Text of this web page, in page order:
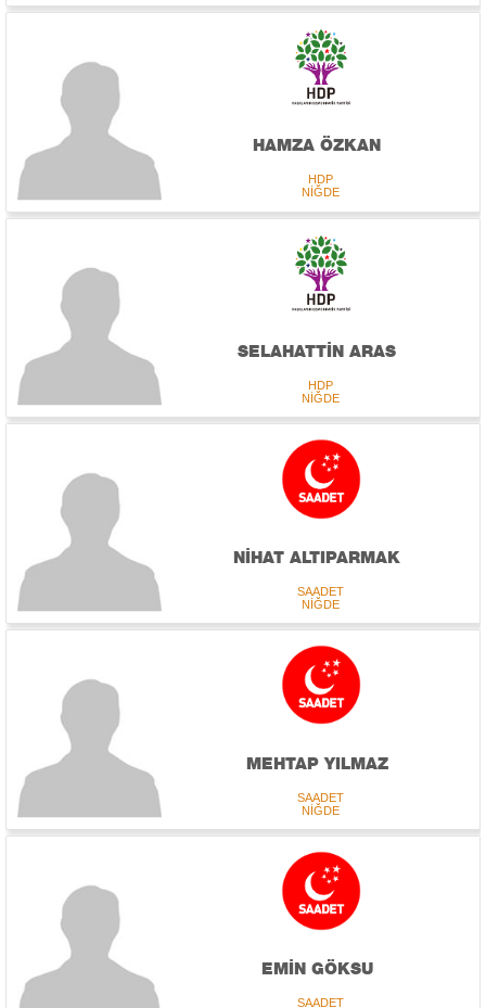
HAMZA ÖZKAN
HDP
NİĞDE
SELAHATTİN ARAS
HDP
NİĞDE
NİHAT ALTIPARMAK
SAADET
NİĞDE
MEHTAP YILMAZ
SAADET
NİĞDE
EMİN GÖKSU
SAADET